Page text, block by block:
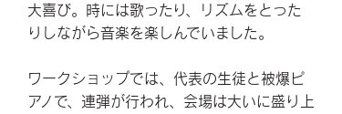
大喜び。時には歌ったり、リズムをとった
りしながら音楽を楽しんでいました。
ワークショップでは、代表の生徒と被爆ピ
アノで、連弾が行われ、会場は大いに盛り上